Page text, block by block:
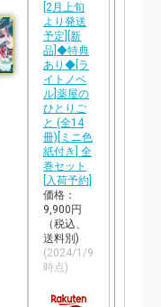
[2月上旬
より発送
予定][新
品]◆特典
あり◆[ラ
イトノベ
ル]薬屋の
ひとりご
と (全14
冊)[ミニ色
紙付き] 全
巻セット
[入荷予約]
価格：
9,900円
（税込、
送料別)
(2024/1/9
時点)